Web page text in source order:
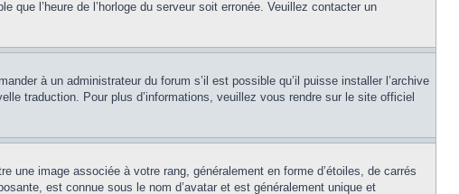
que l’heure de l’horloge du serveur soit erronée. Veuillez contacter un
à un administrateur du forum s’il est possible qu’il puisse installer l’archive
traduction. Pour plus d’informations, veuillez vous rendre sur le site officiel
une image associée à votre rang, généralement en forme d’étoiles, de carrés
est connue sous le nom d’avatar et est généralement unique et